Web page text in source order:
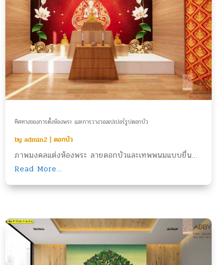
ทิศทางของการตั้งห้องพระ และการวางวอลเปเปอร์รูปดอกบัว
byadmin2 |ดอกบัว
ภาพมงคลแต่งห้องพระ ลายดอกบัวและเทพพนมแบบยื่น...
Read More...